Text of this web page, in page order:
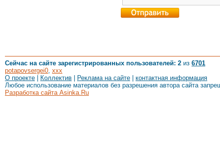
Сейчас на сайте зарегистрированных пользователей: 2 из 6701
potapovsergei0, xxx
О проекте
Коллектив Реклама на сайте
контактная информация
Любое использование материалов без разрешения автора сайта
Разработка сайта Asinka.Ru